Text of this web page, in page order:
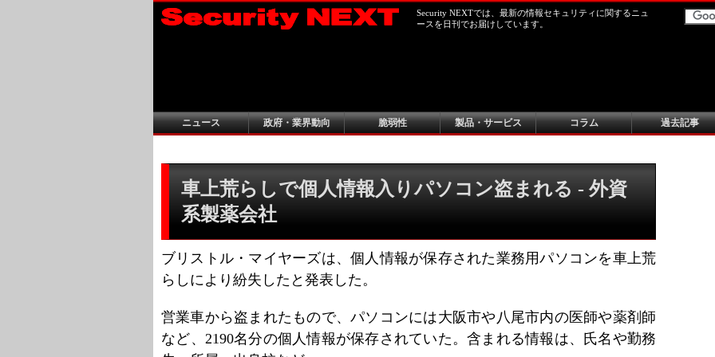
Security NEXTでは、最新の情報セキュリティに関するニュ
ースを日刊でお届けしています。
ニュース 政府・業界動向 脆弱性 製品・サービス コラム 過去記事
車上荒らしで個人情報入りパソコン盗まれる - 外資
系製薬会社
ブリストル・マイヤーズは、個人情報が保存された業務用パソコンを車上荒
らしにより紛失したと発表した。
営業車から盗まれたもので、パソコンには大阪市や八尾市内の医師や薬剤師
など、2190名分の個人情報が保存されていた。含まれる情報は、氏名や勤務